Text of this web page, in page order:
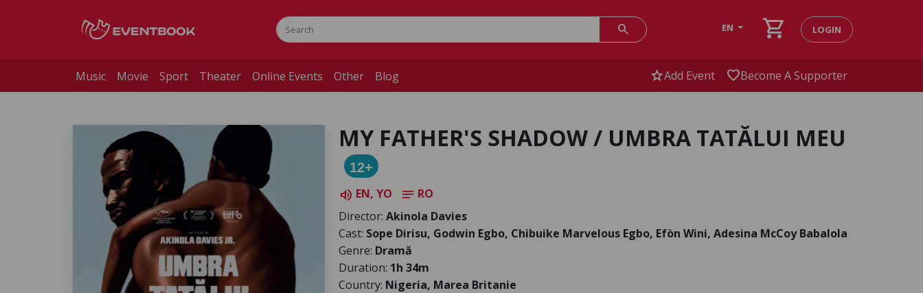
search EN shopping_cart LOGIN
Music Movie Sport Theater Online Events Other Blog starAdd Event favoriteBecome A Supporter
MY FATHER'S SHADOW / UMBRA TATĂLUI MEU
12+
volume_up EN, YO notes RO
Director: Akinola Davies
Cast: Sope Dirisu, Godwin Egbo, Chibuike Marvelous Egbo, Efòn Wini, Adesina McCoy Babalola
Genre: Dramă
Duration: 1h 34m
Country: Nigeria, Marea Britanie